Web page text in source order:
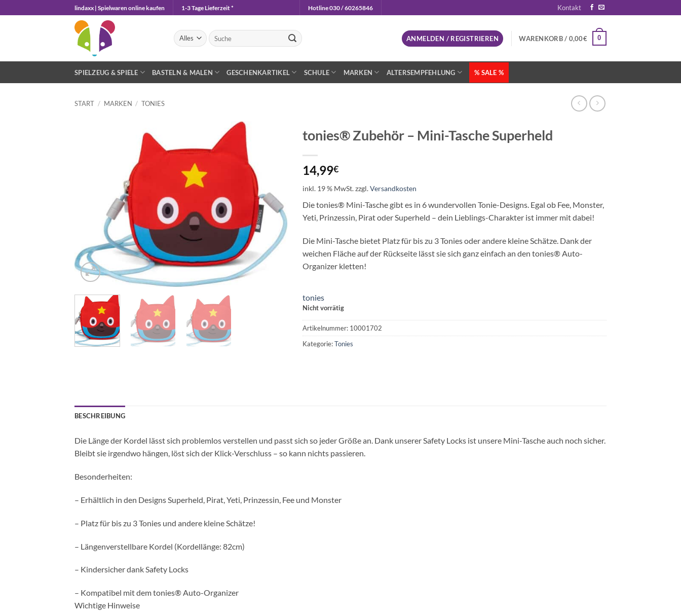
Inhalt
lindaxx | Spielwaren online kaufen 1-3 Tage Lieferzeit * Hotline 030 / 60265846 Kontakt
Suchen
nach:
ANMELDEN / REGISTRIEREN WARENKORB / 0,00€ 0
SPIELZEUG & SPIELE BASTELN & MALEN GESCHENKARTIKEL SCHULE MARKEN ALTERSEMPFEHLUNG % SALE %
START / MARKEN / TONIES
Wunschliste
tonies® Zubehör – Mini-Tasche Superheld
14,99€
inkl. 19 % MwSt.zzgl.Versandkosten
Die tonies® Mini-Tasche gibt es in 6 wundervollen Tonie-Designs. Egal ob Fee, Monster,
Yeti, Prinzessin, Pirat oder Superheld – dein Lieblings-Charakter ist immer mit dabei!
Die Mini-Tasche bietet Platz für bis zu 3 Tonies oder andere kleine Schätze. Dank der
weichen Fläche auf der Rückseite lässt sie sich ganz einfach an den tonies® Auto-
Organizer kletten!
tonies
Nicht vorrätig
Artikelnummer: 10001702
Kategorie:Tonies
BESCHREIBUNG
Die Länge der Kordel lässt sich problemlos verstellen und passt sich so jeder Größe an. Dank unserer Safety Locks ist unsere Mini-Tasche auch noch sicher.
Bleibt sie irgendwo hängen, löst sich der Klick-Verschluss – so kann nichts passieren.
Besonderheiten:
– Erhältlich in den Designs Superheld, Pirat, Yeti, Prinzessin, Fee und Monster
– Platz für bis zu 3 Tonies und andere kleine Schätze!
– Längenverstellbare Kordel (Kordellänge: 82cm)
– Kindersicher dank Safety Locks
– Kompatibel mit dem tonies® Auto-Organizer
Wichtige Hinweise